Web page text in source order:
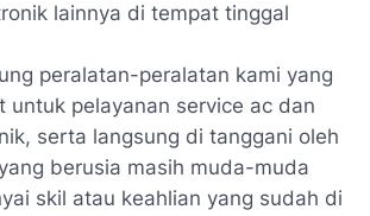
lainnya di tempat tinggal
peralatan-peralatan kami yang
untuk pelayanan service ac dan
, serta langsung di tanggani oleh
berusia masih muda-muda
skil atau keahlian yang sudah di